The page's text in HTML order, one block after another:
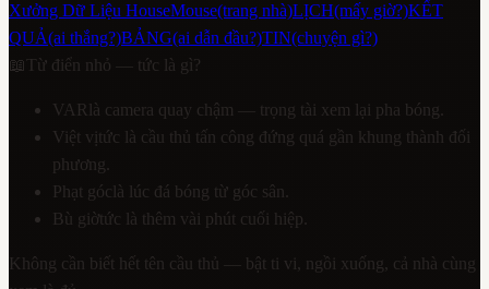
Xưởng Dữ Liệu HouseMouse(trang nhà)LỊCH(mấy giờ?)KẾT
QUẢ(ai thắng?)BẢNG(ai dẫn đầu?)TIN(chuyện gì?)
📖 Từ điển nhỏ — tức là gì?
VAR là camera quay chậm — trọng tài xem lại pha bóng.
Việt vịtức là cầu thủ tấn công đứng quá gần khung thành đối
phương.
Phạt góc là lúc đá bóng từ góc sân.
Bù giờtức là thêm vài phút cuối hiệp.
Không cần biết hết tên cầu thủ — bật ti vi, ngồi xuống, cả nhà cùng